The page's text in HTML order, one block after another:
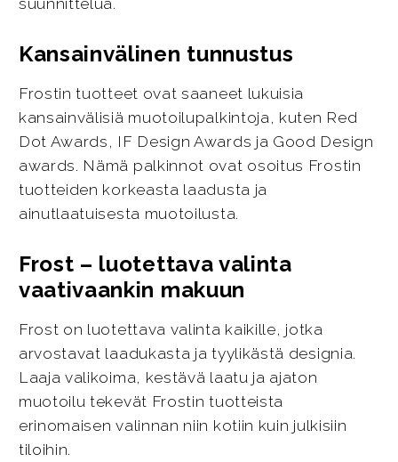
suunnittelua.
Kansainvälinen tunnustus
Frostin tuotteet ovat saaneet lukuisia
kansainvälisiä muotoilupalkintoja, kuten Red
Dot Awards, IF Design Awards ja Good Design
awards. Nämä palkinnot ovat osoitus Frostin
tuotteiden korkeasta laadusta ja
ainutlaatuisesta muotoilusta.
Frost – luotettava valinta
vaativaankin makuun
Frost on luotettava valinta kaikille, jotka
arvostavat laadukasta ja tyylikästä designia.
Laaja valikoima, kestävä laatu ja ajaton
muotoilu tekevät Frostin tuotteista
erinomaisen valinnan niin kotiin kuin julkisiin
tiloihin.